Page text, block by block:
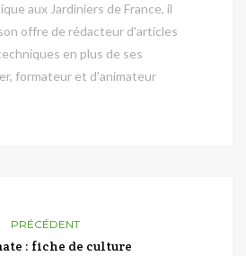
aux Jardiniers de France, il
offre de rédacteur d'articles
en plus de ses
formateur et d'animateur
PRÉCÉDENT
: fiche de culture